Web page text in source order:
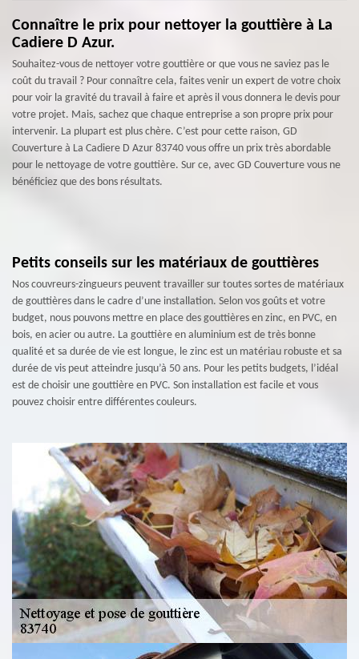
Connaître le prix pour nettoyer la gouttière à La
Cadiere D Azur.
Souhaitez-vous de nettoyer votre gouttière or que vous ne saviez pas le
coût du travail ? Pour connaître cela, faites venir un expert de votre choix
pour voir la gravité du travail à faire et après il vous donnera le devis pour
votre projet. Mais, sachez que chaque entreprise a son propre prix pour
intervenir. La plupart est plus chère. C’est pour cette raison, GD
Couverture à La Cadiere D Azur 83740 vous offre un prix très abordable
pour le nettoyage de votre gouttière. Sur ce, avec GD Couverture vous ne
bénéficiez que des bons résultats.
Petits conseils sur les matériaux de gouttières
Nos couvreurs-zingueurs peuvent travailler sur toutes sortes de matériaux
de gouttières dans le cadre d’une installation. Selon vos goûts et votre
budget, nous pouvons mettre en place des gouttières en zinc, en PVC, en
bois, en acier ou autre. La gouttière en aluminium est de très bonne
qualité et sa durée de vie est longue, le zinc est un matériau robuste et sa
durée de vis peut atteindre jusqu’à 50 ans. Pour les petits budgets, l’idéal
est de choisir une gouttière en PVC. Son installation est facile et vous
pouvez choisir entre différentes couleurs.